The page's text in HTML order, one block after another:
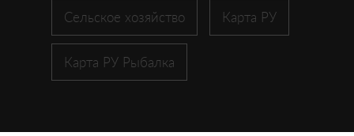
Сельское хозяйство Карта РУ
Карта РУ Рыбалка